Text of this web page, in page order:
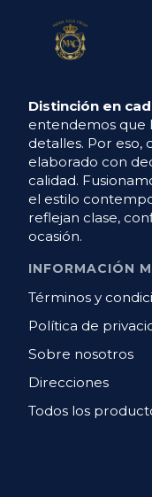
Distinción en
entendemos que
detalles. Por eso,
elaborado con
calidad.
el estilo
reflejan clase,
ocasión.
INFORMACIÓN
Términos y
Política de
Sobre nosotros
Direcciones
Todos los